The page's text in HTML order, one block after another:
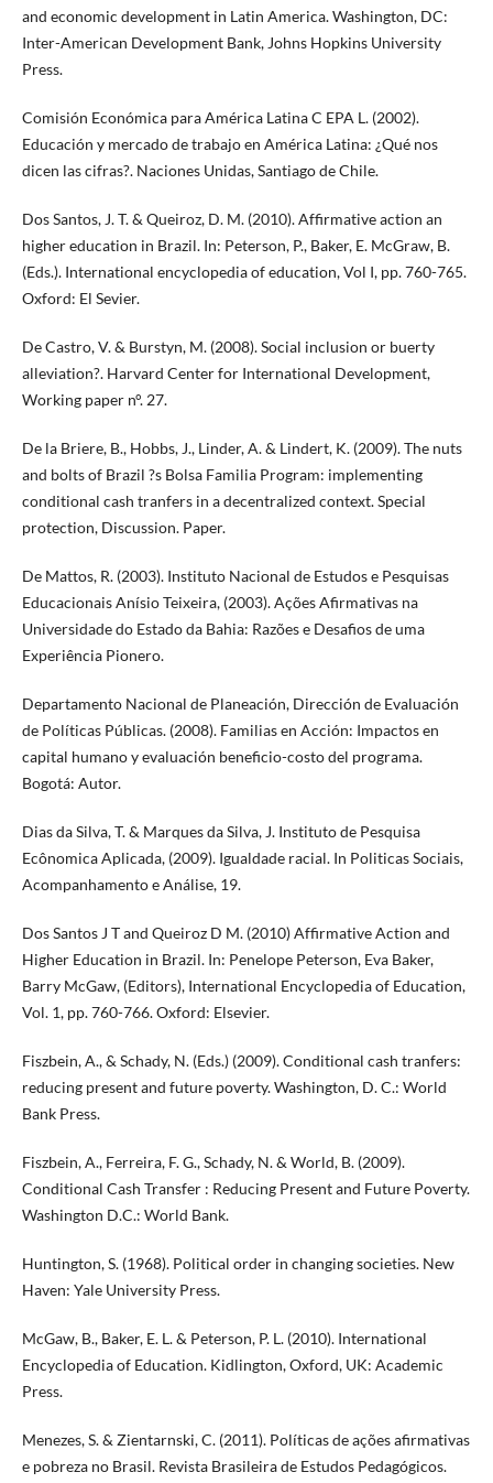
and economic development in Latin America. Washington, DC:
Inter-American Development Bank, Johns Hopkins University
Press.
Comisión Económica para América Latina C EPA L. (2002).
Educación y mercado de trabajo en América Latina: ¿Qué nos
dicen las cifras?. Naciones Unidas, Santiago de Chile.
Dos Santos, J. T. & Queiroz, D. M. (2010). Affirmative action an
higher education in Brazil. In: Peterson, P., Baker, E. McGraw, B.
(Eds.). International encyclopedia of education, Vol I, pp. 760-765.
Oxford: El Sevier.
De Castro, V. & Burstyn, M. (2008). Social inclusion or buerty
alleviation?. Harvard Center for International Development,
Working paper n°. 27.
De la Briere, B., Hobbs, J., Linder, A. & Lindert, K. (2009). The nuts
and bolts of Brazil ?s Bolsa Familia Program: implementing
conditional cash tranfers in a decentralized context. Special
protection, Discussion. Paper.
De Mattos, R. (2003). Instituto Nacional de Estudos e Pesquisas
Educacionais Anísio Teixeira, (2003). Ações Afirmativas na
Universidade do Estado da Bahia: Razões e Desafios de uma
Experiência Pionero.
Departamento Nacional de Planeación, Dirección de Evaluación
de Políticas Públicas. (2008). Familias en Acción: Impactos en
capital humano y evaluación beneficio-costo del programa.
Bogotá: Autor.
Dias da Silva, T. & Marques da Silva, J. Instituto de Pesquisa
Ecônomica Aplicada, (2009). Igualdade racial. In Politicas Sociais,
Acompanhamento e Análise, 19.
Dos Santos J T and Queiroz D M. (2010) Affirmative Action and
Higher Education in Brazil. In: Penelope Peterson, Eva Baker,
Barry McGaw, (Editors), International Encyclopedia of Education,
Vol. 1, pp. 760-766. Oxford: Elsevier.
Fiszbein, A., & Schady, N. (Eds.) (2009). Conditional cash tranfers:
reducing present and future poverty. Washington, D. C.: World
Bank Press.
Fiszbein, A., Ferreira, F. G., Schady, N. & World, B. (2009).
Conditional Cash Transfer : Reducing Present and Future Poverty.
Washington D.C.: World Bank.
Huntington, S. (1968). Political order in changing societies. New
Haven: Yale University Press.
McGaw, B., Baker, E. L. & Peterson, P. L. (2010). International
Encyclopedia of Education. Kidlington, Oxford, UK: Academic
Press.
Menezes, S. & Zientarnski, C. (2011). Políticas de ações afirmativas
e pobreza no Brasil. Revista Brasileira de Estudos Pedagógicos.